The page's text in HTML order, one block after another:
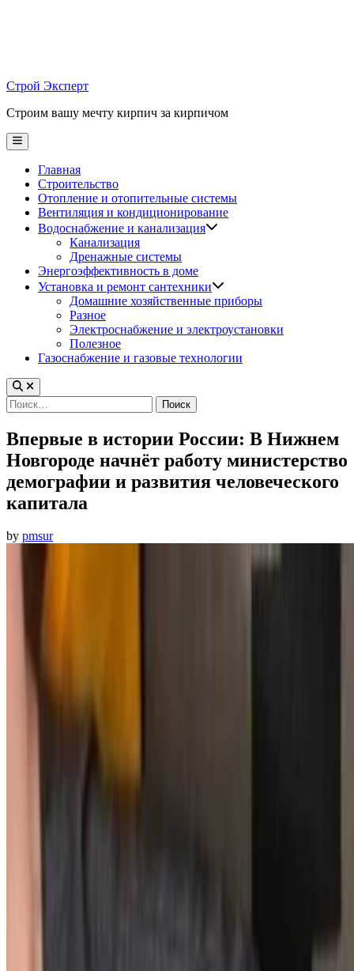
Строй Эксперт
Строим вашу мечту кирпич за кирпичом
Main
Menu
Главная
Строительство
Отопление и отопительные системы
Вентиляция и кондиционирование
Водоснабжение и канализация
Канализация
Дренажные системы
Энергоэффективность в доме
Установка и ремонт сантехники
Домашние хозяйственные приборы
Разное
Электроснабжение и электроустановки
Полезное
Газоснабжение и газовые технологии
Найти:
Впервые в истории России: В Нижнем
Новгороде начнёт работу министерство
демографии и развития человеческого
капитала
by pmsur